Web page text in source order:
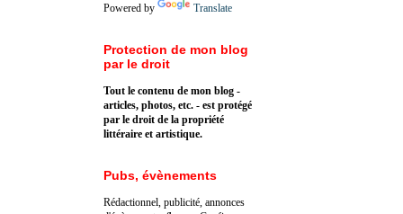
Powered by Translate
Protection de mon blog
par le droit
Tout le contenu de mon blog -
articles, photos, etc. - est protégé
par le droit de la propriété
littéraire et artistique.
Pubs, évènements
Rédactionnel, publicité, annonces